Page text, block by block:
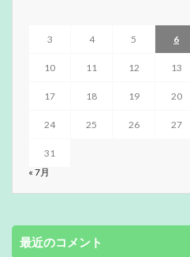
3 4 5 6
10 11 12 13
17 18 19 20
24 25 26 27
31
« 7月
最近のコメント